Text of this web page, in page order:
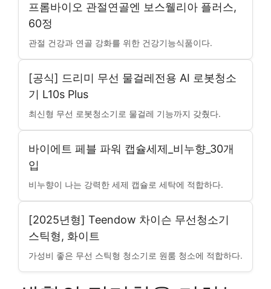
프롬바이오 관절연골엔 보스웰리아 플러스,
60정
관절 건강과 연골 강화를 위한 건강기능식품이다.
[공식] 드리미 무선 물걸레전용 AI 로봇청소
기 L10s Plus
최신형 무선 로봇청소기로 물걸레 기능까지 갖췄다.
바이에트 페블 파워 캡슐세제_비누향_30개
입
비누향이 나는 강력한 세제 캡슐로 세탁에 적합하다.
[2025년형] Teendow 차이슨 무선청소기
스틱형, 화이트
가성비 좋은 무선 스틱형 청소기로 원룸 청소에 적합하다.